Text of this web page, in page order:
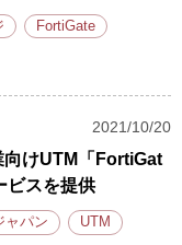
FortiGate
2021/10/20
向けUTM「FortiGat
ビスを提供
ャパン UTM